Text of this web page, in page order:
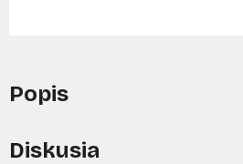
Popis
Diskusia